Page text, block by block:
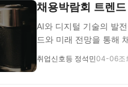
채용박람회 트렌
AI와 디지털 기술의 발
드와 미래 전망을 통해
취업신호등 정석민04-06조